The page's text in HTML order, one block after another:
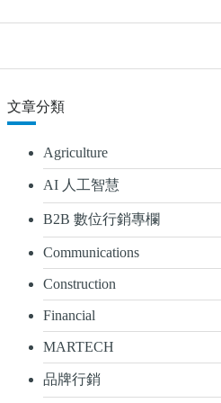
文章分類
Agriculture
AI 人工智慧
B2B 數位行銷專欄
Communications
Construction
Financial
MARTECH
品牌行銷